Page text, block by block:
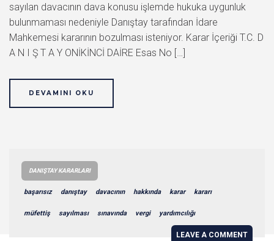
sayılan davacının dava konusu işlemde hukuka uygunluk
bulunmaması nedeniyle Danıştay tarafından İdare
Mahkemesi kararının bozulması isteniyor. Karar İçeriği T.C. D
A N I Ş T A Y ONİKİNCİ DAİRE Esas No […]
DEVAMINI OKU
DANIŞTAY KARARLARI
başarısız danıştay davacının hakkında karar kararı
müfettiş sayılması sınavında vergi yardımcılığı
LEAVE A COMMENT